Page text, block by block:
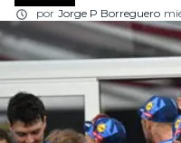
por Jorge P Borreguero